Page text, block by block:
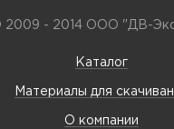
2009 - 2014 ООО "ДВ-
Каталог
Материалы для
О компании